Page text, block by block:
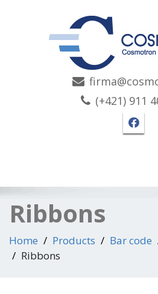
(+421) 911
Ribbons
Home Products Bar code
Ribbons